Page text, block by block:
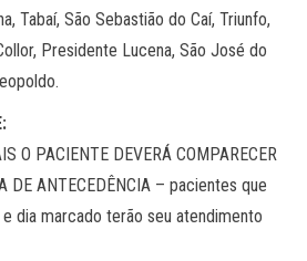
Tabaí, São Sebastião do Caí, Triunfo,
Presidente Lucena, São José do
O PACIENTE DEVERÁ COMPARECER
DE ANTECEDÊNCIA – pacientes que
dia marcado terão seu atendimento